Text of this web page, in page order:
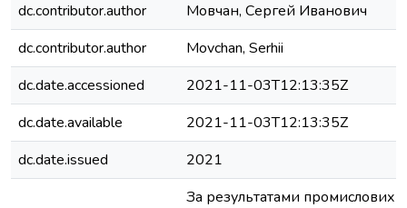
dc.contributor.author
Мовчан, Сергей Иванович
dc.contributor.author
Movchan, Serhii
dc.date.accessioned
2021-11-03T12:13:35Z
dc.date.available
2021-11-03T12:13:35Z
dc.date.issued
2021
За результатами промислових